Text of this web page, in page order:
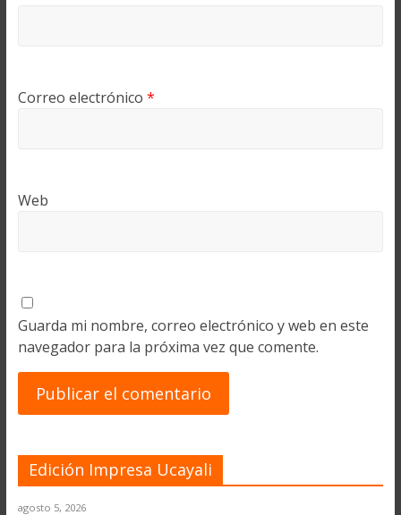
Correo electrónico *
Web
Guarda mi nombre, correo electrónico y web en este
navegador para la próxima vez que comente.
Edición Impresa Ucayali
agosto 5, 2026